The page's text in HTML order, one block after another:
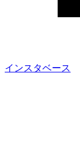
インスタベース